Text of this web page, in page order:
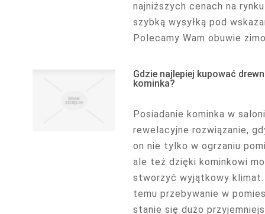
najniższych cenach na
szybką wysyłką pod
Polecamy Wam obuwie
Gdzie najlepiej kupować
kominka?
Posiadanie kominka w
rewelacyjne rozwiązanie,
on nie tylko w ogrzaniu
ale też dzięki kominkowi
stworzyć wyjątkowy klimat.
temu przebywanie w
stanie się dużo